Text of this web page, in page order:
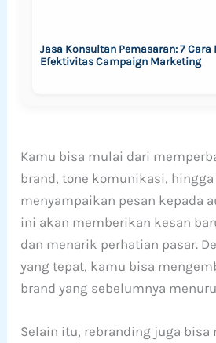
Jasa Konsultan Pemasaran: 7
Efektivitas Campaign Marketing
Kamu bisa mulai dari
brand, tone komunikasi, hingga
menyampaikan pesan kepada
ini akan memberikan kesan
dan menarik perhatian pasar.
yang tepat, kamu bisa
brand yang sebelumnya
Selain itu, rebranding juga